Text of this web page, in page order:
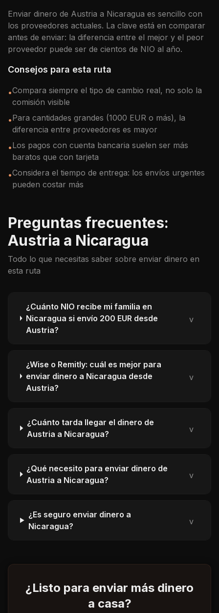
Enviar dinero de Austria a Nicaragua es sencillo con
los proveedores actuales. La clave está en comparar
antes de enviar: la diferencia entre el mejor y el peor
proveedor puede ser de cientos de NIO al año.
Consejos para esta ruta
•Compara siempre el tipo de cambio real, no solo la
comisión visible
•Para cantidades grandes (1000 EUR o más), la
diferencia entre proveedores es mayor
•Los pagos con cuenta bancaria suelen ser más
baratos que con tarjeta
•Considera el tiempo de entrega: los envíos urgentes
pueden costar más
Preguntas frecuentes:
Austria a Nicaragua
Todo lo que necesitas saber sobre enviar dinero en
esta ruta
¿Cuánto NIO recibe mi familia en
Nicaragua si envío 200 EUR desde
Austria?
v
¿Wise o Remitly: cuál es mejor para
enviar dinero a Nicaragua desde
Austria?
v
¿Cuánto tarda llegar el dinero de
Austria a Nicaragua?
v
¿Qué necesito para enviar dinero de
Austria a Nicaragua?
v
¿Es seguro enviar dinero a
Nicaragua?
v
¿Listo para enviar más dinero
a casa?